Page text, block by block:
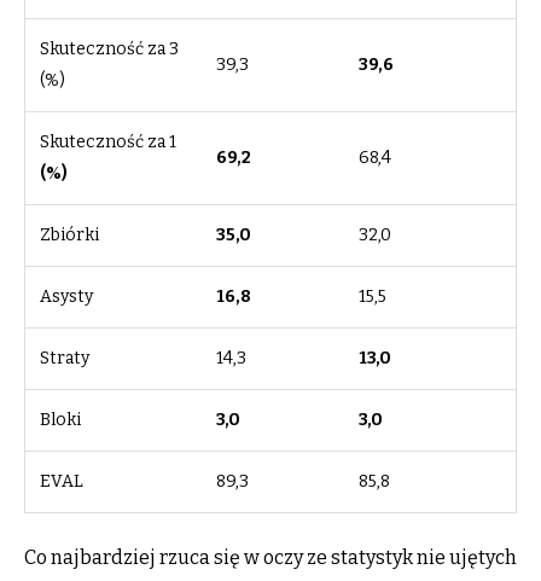
Skuteczność za 3
(%)
39,3 39,6
Skuteczność za 1
(%)
69,2 68,4
Zbiórki 35,0 32,0
Asysty 16,8 15,5
Straty 14,3 13,0
Bloki 3,0 3,0
EVAL 89,3 85,8
Co najbardziej rzuca się w oczy ze statystyk nie ujętych